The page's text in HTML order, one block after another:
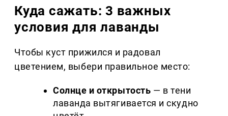
Куда сажать: 3 важных
условия для лаванды
Чтобы куст прижился и радовал
цветением, выбери правильное место:
Солнце и открытость — в тени
лаванда вытягивается и скудно